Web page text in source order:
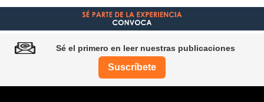
Sé el primero en leer nuestras publicaciones
Suscríbete